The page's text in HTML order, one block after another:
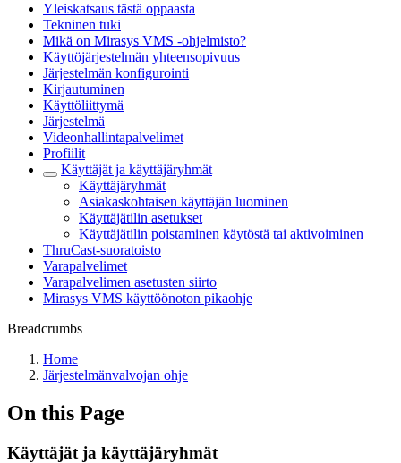
Yleiskatsaus tästä oppaasta
Tekninen tuki
Mikä on Mirasys VMS -ohjelmisto?
Käyttöjärjestelmän yhteensopivuus
Järjestelmän konfigurointi
Kirjautuminen
Käyttöliittymä
Järjestelmä
Videonhallintapalvelimet
Profiilit
Käyttäjät ja käyttäjäryhmät
Käyttäjäryhmät
Asiakaskohtaisen käyttäjän luominen
Käyttäjätilin asetukset
Käyttäjätilin poistaminen käytöstä tai aktivoiminen
ThruCast-suoratoisto
Varapalvelimet
Varapalvelimen asetusten siirto
Mirasys VMS käyttöönoton pikaohje
Breadcrumbs
Home
Järjestelmänvalvojan ohje
On this Page
Käyttäjät ja käyttäjäryhmät